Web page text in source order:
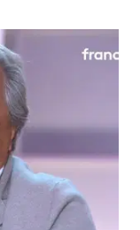
lui
Denitsa